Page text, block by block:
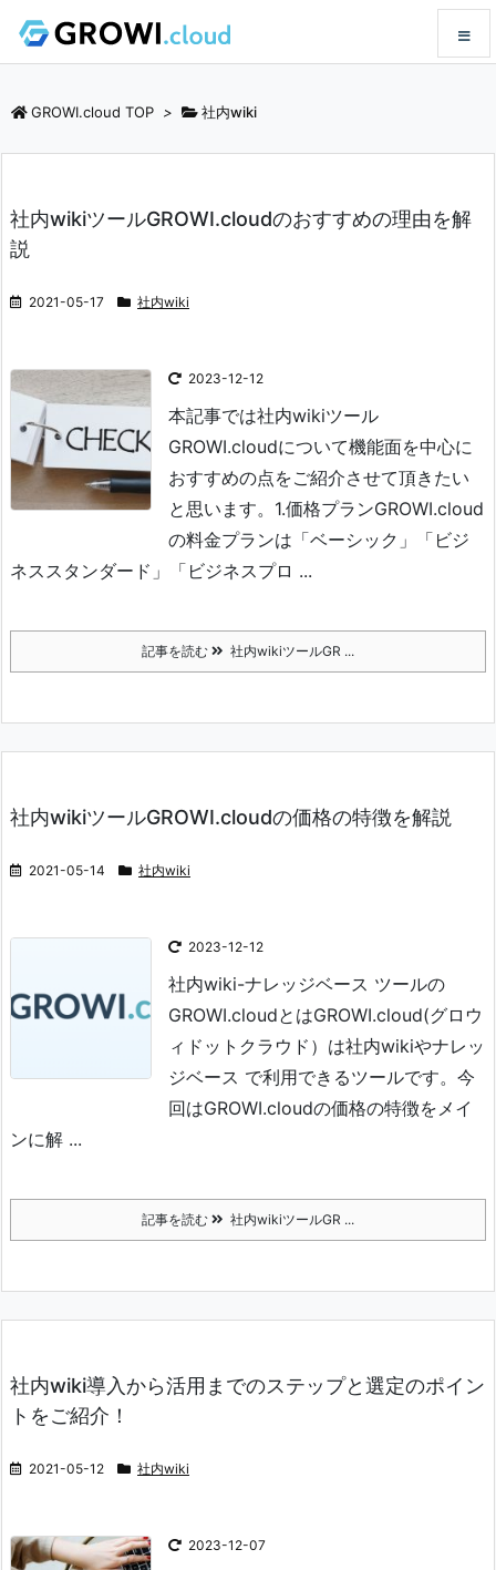
GROWI.cloud TOP > 社内wiki
社内wikiツールGROWI.cloudのおすすめの理由を解
説
2021-05-17 社内wiki
2023-12-12
本記事では社内wikiツール
GROWI.cloudについて機能面を中心に
おすすめの点をご紹介させて頂きたい
と思います。 1.価格プランGROWI.cloud
の料金プランは「ベーシック」「ビジ
ネススタンダード」「ビジネスプロ ...
記事を読む 社内wikiツールGR ...
社内wikiツールGROWI.cloudの価格の特徴を解説
2021-05-14 社内wiki
2023-12-12
社内wiki-ナレッジベース ツールの
GROWI.cloudとはGROWI.cloud(グロウ
ィドットクラウド）は社内wikiやナレッ
ジベース で利用できるツールです。 今
回はGROWI.cloudの価格の特徴をメイ
ンに解 ...
記事を読む 社内wikiツールGR ...
社内wiki導入から活用までのステップと選定のポイン
トをご紹介！
2021-05-12 社内wiki
2023-12-07